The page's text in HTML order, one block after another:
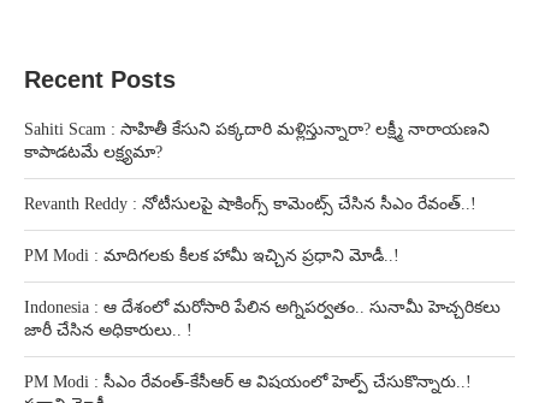
Recent Posts
Sahiti Scam : సాహితీ కేసుని పక్కదారి మళ్లిస్తున్నారా? లక్ష్మీ నారాయణని
కాపాడటమే లక్ష్యమా?
Revanth Reddy : నోటీసులపై షాకింగ్స్ కామెంట్స్ చేసిన సీఎం రేవంత్..!
PM Modi : మాదిగలకు కీలక హామీ ఇచ్చిన ప్రధాని మోడీ..!
Indonesia : ఆ దేశంలో మరోసారి పేలిన అగ్నిపర్వతం.. సునామీ హెచ్చరికలు
జారీ చేసిన అధికారులు.. !
PM Modi : సీఎం రేవంత్-కేసీఆర్ ఆ విషయంలో హెల్ప్ చేసుకొన్నారు..!